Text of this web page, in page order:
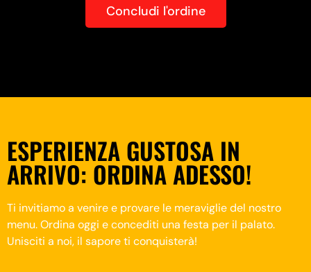
Concludi l'ordine
ESPERIENZA GUSTOSA IN
ARRIVO: ORDINA ADESSO!
Ti invitiamo a venire e provare le meraviglie del nostro
menu. Ordina oggi e concediti una festa per il palato.
Unisciti a noi, il sapore ti conquisterà!